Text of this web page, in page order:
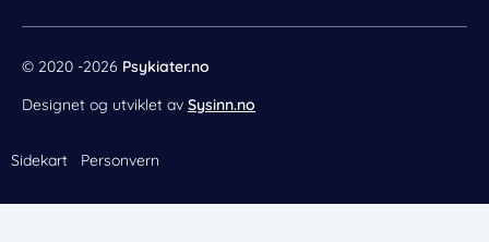
© 2020 -2026 Psykiater.no
Designet og utviklet av Sysinn.no
Sidekart Personvern